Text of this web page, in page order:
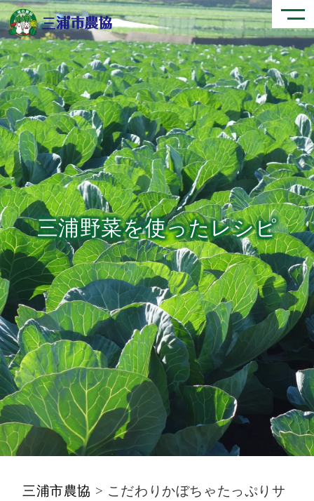
三浦野菜を使ったレシピ
三浦市農協 > こだわりかぼちゃたっぷりサ